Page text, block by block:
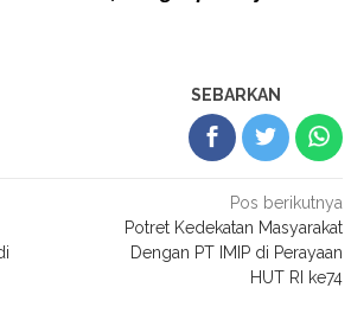
SEBARKAN
Pos berikutnya
Potret Kedekatan Masyarakat
Dengan PT IMIP di Perayaan
HUT RI ke74